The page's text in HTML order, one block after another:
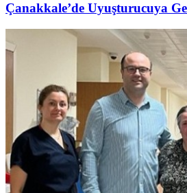
Çanakkale’de Uyuşturucuya